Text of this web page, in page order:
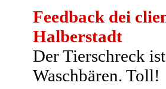
Feedback dei
Halberstadt
Der Tierschreck
Waschbären. Toll!